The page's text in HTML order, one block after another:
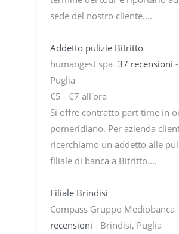
sede del nostro cliente....
Addetto pulizie Bitritto
humangest spa 37 recensioni
Puglia
€5 - €7 all'ora
Si offre contratto part time in
pomeridiano. Per azienda
ricerchiamo un addetto alle
filiale di banca a Bitritto....
Filiale Brindisi
Compass Gruppo Mediobanca
recensioni - Brindisi, Puglia